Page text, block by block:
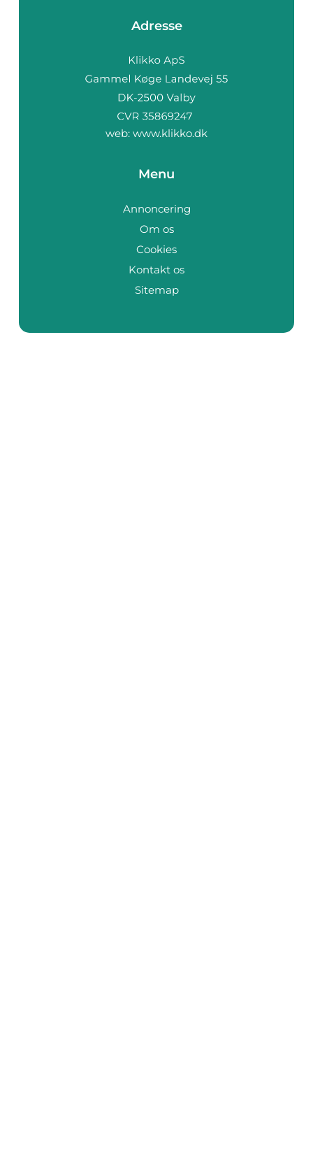
Adresse
web: www.klikko.dk
Menu
Annoncering
Om os
Cookies
Kontakt os
Sitemap